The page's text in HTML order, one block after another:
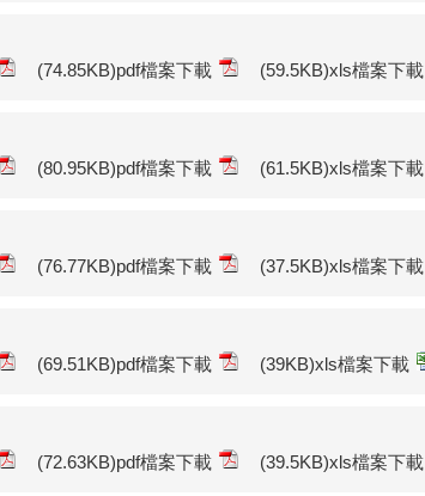
(74.85KB)pdf檔案下載 (59.5KB)xls檔案下載
(80.95KB)pdf檔案下載 (61.5KB)xls檔案下載
(76.77KB)pdf檔案下載 (37.5KB)xls檔案下載
(69.51KB)pdf檔案下載 (39KB)xls檔案下載
(72.63KB)pdf檔案下載 (39.5KB)xls檔案下載